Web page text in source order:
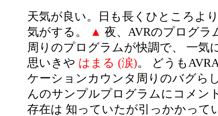
天気が良い。日も長くひところよ
気がする。
▲ 夜、AVRのプログラ
周りのプログラムが快調で、 一気
思いきや はまる (涙)。 どうも
ケーションカウンタ周りのバグら
んのサンプルプログラムにコメン
存在は 知っていたが引っかかって